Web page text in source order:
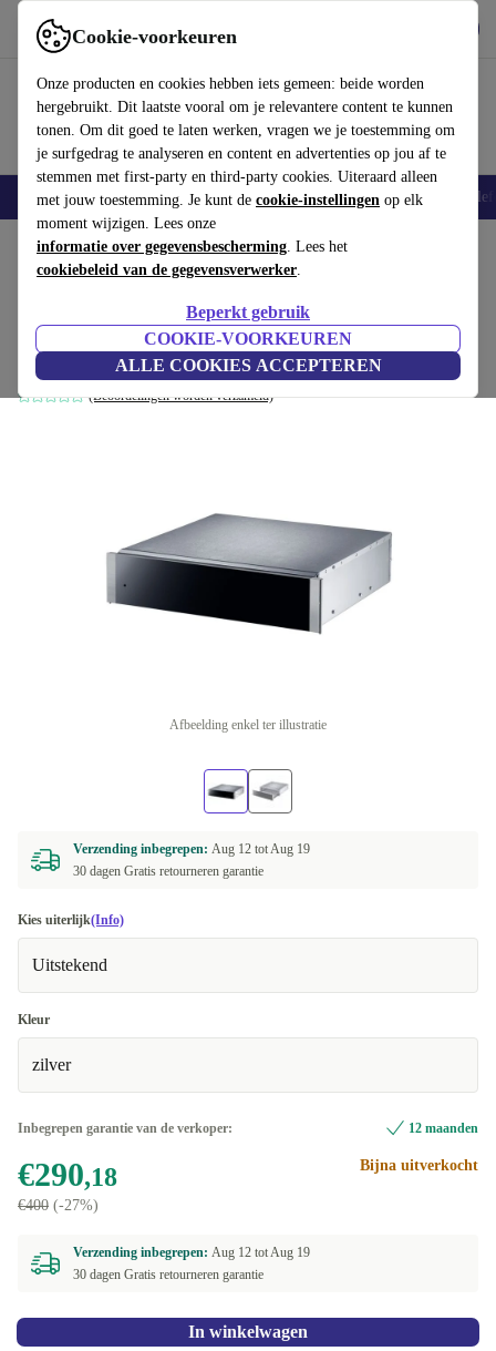
Cookie-voorkeuren
Onze producten en cookies hebben iets gemeen: beide worden
hergebruikt. Dit laatste vooral om je relevantere content te kunnen
tonen. Om dit goed te laten werken, vragen we je toestemming om
je surfgedrag te analyseren en content en advertenties op jou af te
stemmen met first-party en third-party cookies. Uiteraard alleen
met jouw toestemming. Je kunt de cookie-instellingen op elk
moment wijzigen. Lees onze
informatie over gegevensbescherming. Lees het
cookiebeleid van de gegevensverwerker.
Beperkt gebruik
COOKIE-VOORKEUREN
ALLE COOKIES ACCEPTEREN
Gebruik refurbed snel en eenvoudig
Smartphones Laptops Tablets Smartwatches Accessoires
Home Producten Huishouden Witgoed
Samsung NL20J7100WB
Warmhoudlade
zilver
(Beoordelingen worden verzameld)
€290,18
Afbeelding enkel ter illustratie
Verzending inbegrepen: Aug 12 totAug 19
30 dagen Gratis retourneren garantie
Kies uiterlijk(Info)
Uitstekend
Kleur
zilver
Inbegrepen garantie van de verkoper: 12 maanden
€290,18
€400 (-27%)
Bijna uitverkocht
Verzending inbegrepen: Aug 12 totAug 19
30 dagen Gratis retourneren garantie
In winkelwagen